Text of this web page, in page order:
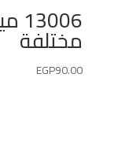
مختلفة
EGP90.00